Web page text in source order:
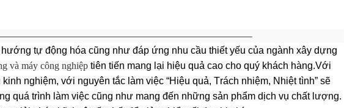
tự động hóa cũng như đáp ứng nhu cầu thiết yếu của ngành xây dựng
và máy công nghiệptiên tiến mang lại hiệu quả cao cho quý khách hàng.Với
nghiệm, với nguyên tắc làm việc “Hiệu quả, Trách nhiệm, Nhiệt tình” sẽ
quá trình làm việc cũng như mang đến những sản phẩm dịch vụ chất lượng.